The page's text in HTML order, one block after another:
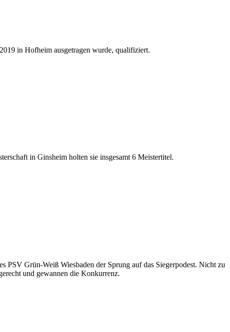
in Hofheim ausgetragen wurde, qualifiziert.
in Ginsheim holten sie insgesamt 6 Meistertitel.
PSV Grün-Weiß Wiesbaden der Sprung auf das Siegerpodest. Nicht zu
und gewannen die Konkurrenz.